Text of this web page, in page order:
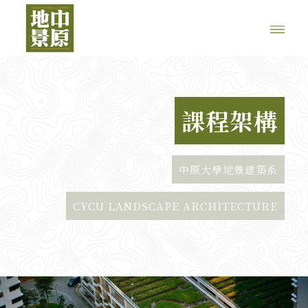
課程架構
中原大學地景建築系
CYCU LANDSCAPE ARCHITECTURE